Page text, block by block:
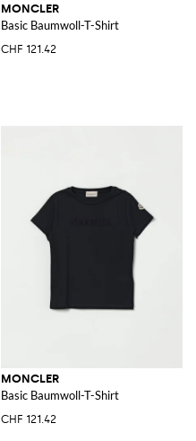
MONCLER
Basic Baumwoll-T-Shirt
CHF 121.42
MONCLER
Basic Baumwoll-T-Shirt
CHF 121.42